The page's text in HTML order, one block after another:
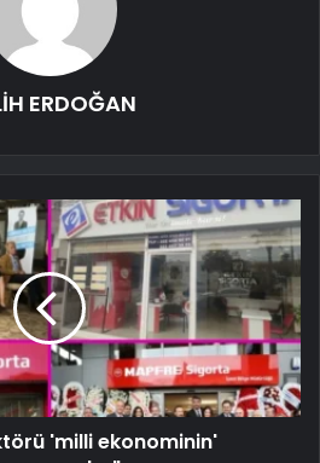
ERDOĞAN
'milli ekonominin'